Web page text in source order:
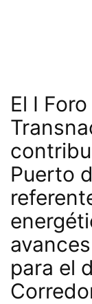
El I
Puerto
para el